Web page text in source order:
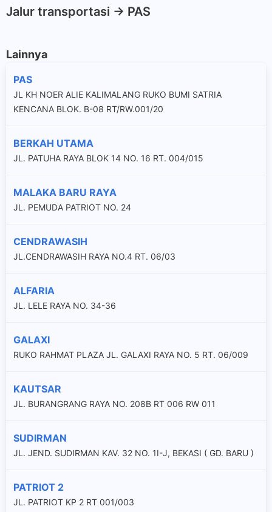
Jalur transportasi -> PAS
Lainnya
PAS
JL KH NOER ALIE KALIMALANG RUKO BUMI SATRIA
KENCANA BLOK. B-08 RT/RW.001/20
BERKAH UTAMA
JL. PATUHA RAYA BLOK 14 NO. 16 RT. 004/015
MALAKA BARU RAYA
JL. PEMUDA PATRIOT NO. 24
CENDRAWASIH
JL.CENDRAWASIH RAYA NO.4 RT. 06/03
ALFARIA
JL. LELE RAYA NO. 34-36
GALAXI
RUKO RAHMAT PLAZA JL. GALAXI RAYA NO. 5 RT. 06/009
KAUTSAR
JL. BURANGRANG RAYA NO. 208B RT 006 RW 011
SUDIRMAN
JL. JEND. SUDIRMAN KAV. 32 NO. 1I-J, BEKASI ( GD. BARU )
PATRIOT 2
JL. PATRIOT KP 2 RT 001/003